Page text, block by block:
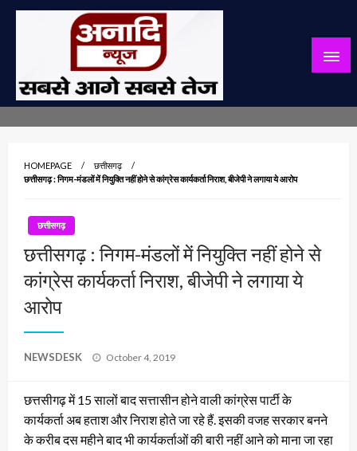
Skip
सबसे आगे सबसे तेज
HOMEPAGE
छत्तीसगढ़
छत्तीसगढ़ : निगम-मंडलों में नियुक्ति नहीं होने से कांग्रेस कार्यकर्ता निराश, बीजेपी ने लगाया ये आरोप
छत्तीसगढ़
छत्तीसगढ़ : निगम-मंडलों में नियुक्ति नहीं होने से
कांग्रेस कार्यकर्ता निराश, बीजेपी ने लगाया ये
आरोप
NEWSDESK
Posted
October 4, 2019
छत्तसीगढ़ में 15 सालों बाद सत्तासीन होने वाली कांग्रेस पार्टी के
कार्यकर्ता अब हताश और निराश होते जा रहे हैं. इसकी वजह सरकार बनने
के करीब दस महीने बाद भी कार्यकर्ताओं की बारी नहीं आने को माना जा रहा